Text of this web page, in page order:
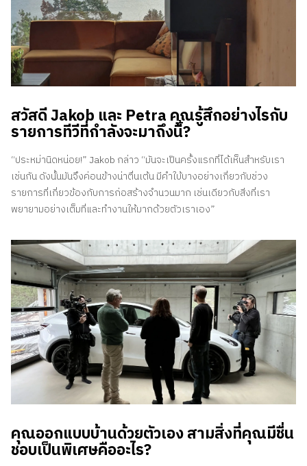
สวัสดี Jakob และ Petra คุณรู้สึกอย่างไรกับ
รายการทีวีที่กำลังจะมาถึงนี้?
“ประหม่านิดหน่อย!” Jakob กล่าว “มันจะเป็นครั้งแรกที่ได้เห็นสำหรับเรา
เช่นกัน ดังนั้นมันจึงค่อนข้างน่าตื่นเต้น มีคำใบ้บางอย่างเกี่ยวกับช่วง
รายการที่เกี่ยวข้องกับการก่อสร้างจำนวนมาก เช่นเดียวกับสิ่งที่เรา
พยายามอย่างเต็มที่และทำงานให้มากด้วยตัวเราเอง”
คุณออกแบบบ้านด้วยตัวเอง สามสิ่งที่คุณมีชื่น
ชอบเป็นพิเศษคืออะไร?